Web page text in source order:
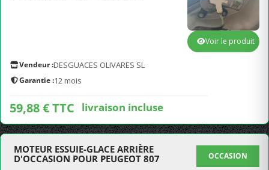
Vendeur :DESGUACES OLIVARES SL
Garantie :12 mois
59,88 € TTC livraison incluse
Voir le produit
MOTEUR ESSUIE-GLACE ARRIÈRE
D'OCCASION POUR PEUGEOT 807
OCCASION